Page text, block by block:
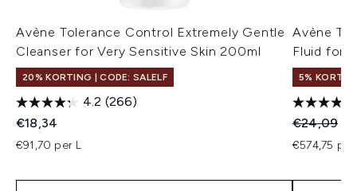
Avène Tolerance Control Extremely Gentle
Cleanser for Very Sensitive Skin 200ml
20% KORTING | CODE: SALELF
4.2 (266)
€18,34
€91,70 per L
Avène
Fluid for
5%
€24,09
€574,75 per